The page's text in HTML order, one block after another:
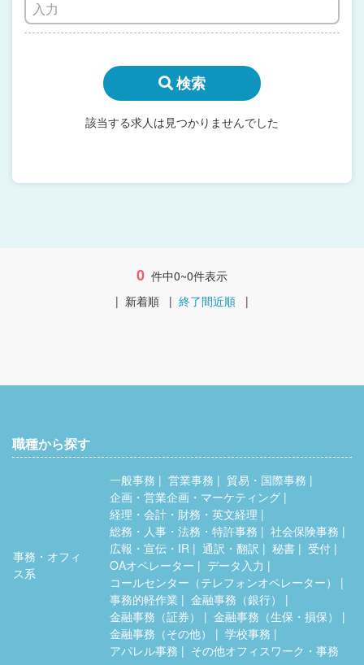
検索
該当する求人は見つかりませんでした
0 件中0~0件表示
| 新着順 | 終了間近順 |
職種から探す
事務・オフィ
ス系
一般事務 営業事務
貿易・国際事務
企画・営業企画・マーケティング
経理・会計・財務・英文経理
総務・人事・法務・特許事務
社会保険事務
広報・宣伝・IR
通訳・翻訳 秘書
受付
OAオペレーター
データ入力
コールセンター（テレフォンオペレーター）
事務的軽作業
金融事務（銀行）
金融事務（証券）
金融事務（生保・損保）
金融事務（その他）
学校事務
アパレル事務
その他オフィスワーク・事務